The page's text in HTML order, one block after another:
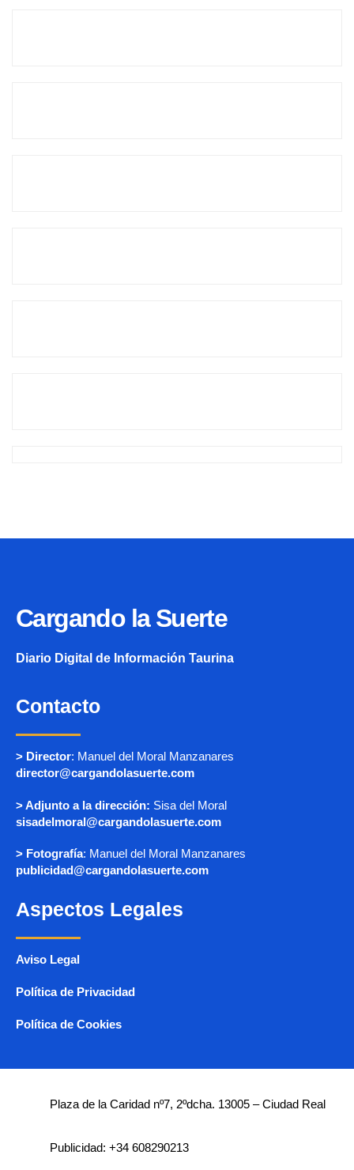
Cargando la Suerte
Diario Digital de Información Taurina
Contacto
> Director: Manuel del Moral Manzanares
director@cargandolasuerte.com
> Adjunto a la dirección: Sisa del Moral
sisadelmoral@cargandolasuerte.com
> Fotografía: Manuel del Moral Manzanares
publicidad@cargandolasuerte.com
Aspectos Legales
Aviso Legal
Política de Privacidad
Política de Cookies
Plaza de la Caridad nº7, 2ºdcha. 13005 – Ciudad Real
Publicidad: +34 608290213